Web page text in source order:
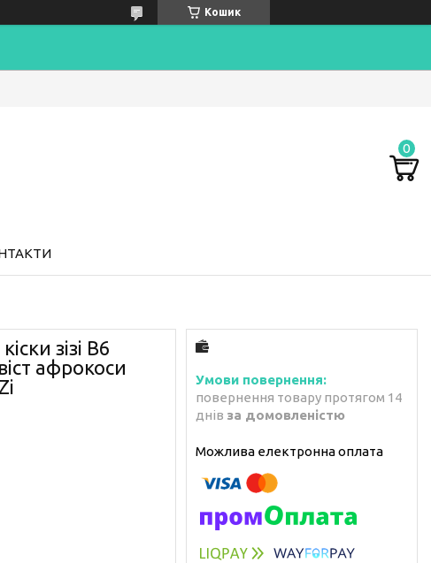
Кошик
зізі В6
афрокоси
повернення товару протягом 14
днів за домовленістю